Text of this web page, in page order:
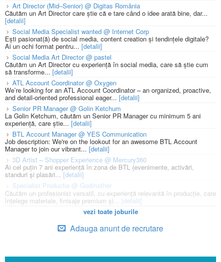
Art Director (Mid–Senior) @ Digitas România
Căutăm un Art Director care știe că e tare când o idee arată bine, dar...
[detalii]
Social Media Specialist wanted @ Internet Corp
Ești pasionat(ă) de social media, content creation și tendințele digitale?
Ai un ochi format pentru... [detalii]
Social Media Art Director @ pastel
Căutăm un Art Director cu experiență în social media, care să știe cum
să transforme... [detalii]
ATL Account Coordinator @ Oxygen
We’re looking for an ATL Account Coordinator – an organized, proactive,
and detail-oriented professional eager... [detalii]
Senior PR Manager @ Golin Ketchum
La Golin Ketchum, căutăm un Senior PR Manager cu minimum 5 ani
experiență, care știe... [detalii]
BTL Account Manager @ YES Communication
Job description: We're on the lookout for an awesome BTL Account
Manager to join our vibrant... [detalii]
3D Artist – Shopper Experience @ Mercury360
Ai cel puțin 7 ani experiență în zona de BTL (evenimente, activări,
standuri și plasări... [detalii]
Specialist Productie @ Godmother
Căutăm un profesionist versatil, cu experiență relevantă în producție, care
înțelege materiale, finisaje premium și... [detalii]
vezi toate joburile
Adauga anunt de recrutare